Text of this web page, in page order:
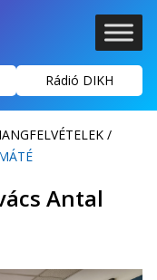
Rádió DIKH
/
Antal